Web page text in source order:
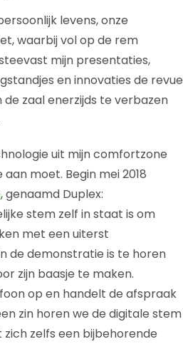
levens, onze
waarbij vol op de rem
mijn presentaties,
en innovaties de revue
zaal enerzijds te verbazen
uit mijn comfortzone
moet. Begin mei 2018
, genaamd Duplex:
stem zelf in staat is om
met een uiterst
de demonstratie is te horen
zijn baasje te maken.
op en handelt de afspraak
zin horen we de digitale stem
zelfs een bijbehorende